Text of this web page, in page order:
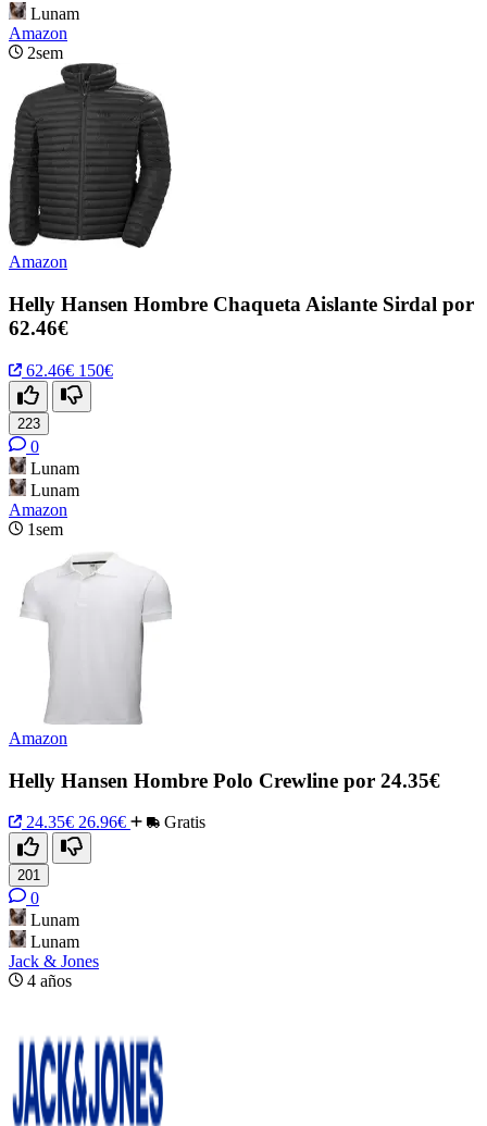
Lunam
Amazon
2sem
Amazon
Helly Hansen Hombre Chaqueta Aislante Sirdal por
62.46€
62.46€ 150€
223
0
Lunam
Lunam
Amazon
1sem
Amazon
Helly Hansen Hombre Polo Crewline por 24.35€
24.35€ 26.96€ Gratis
201
0
Lunam
Lunam
Jack & Jones
4 años